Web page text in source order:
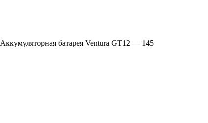
Аккумуляторная батарея Ventura GT12 — 145